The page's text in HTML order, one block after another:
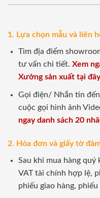
1. Lựa chọn mẫu và liên
Tìm địa điểm
tư vấn chi tiết. Xem
Xưởng sản xuất tại đây
Gọi điện/ Nhắn tin
cuộc gọi hình ảnh
ngay danh sách 20
2. Hóa đơn và giấy tờ
Sau khi mua hàng quý
VAT tài chính hợp lệ,
phiếu giao hàng,